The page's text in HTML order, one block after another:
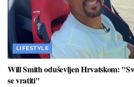
LIFESTYLE
Will Smith oduševljen Hrvatskom:
se vratiti"